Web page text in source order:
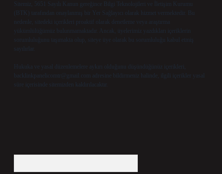
Sitemiz, 5651 Sayılı Kanun gereğince Bilgi Teknolojileri ve İletişim Kurumu
(BTK) tarafından onaylanmış bir Yer Sağlayıcı olarak hizmet vermektedir. Bu
nedenle, sitedeki içerikleri proaktif olarak denetleme veya araştırma
yükümlülüğümüz bulunmamaktadır. Ancak, üyelerimiz yazdıkları içeriklerin
sorumluluğunu taşımakta olup, siteye üye olarak bu sorumluluğu kabul etmiş
sayılırlar.
Hukuka ve yasal düzenlemelere aykırı olduğunu düşündüğünüz içerikleri,
backlinkpanelicomtr@gmail.com adresine bildirmeniz halinde, ilgili içerikler yasal
süre içerisinde sitemizden kaldırılacaktır.